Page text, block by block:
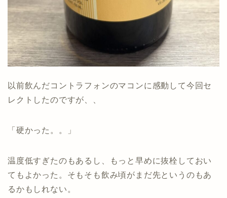
以前飲んだコントラフォンのマコンに感動して今回セ
レクトしたのですが、、
「硬かった。。」
温度低すぎたのもあるし、もっと早めに抜栓しておい
てもよかった。そもそも飲み頃がまだ先というのもあ
るかもしれない。